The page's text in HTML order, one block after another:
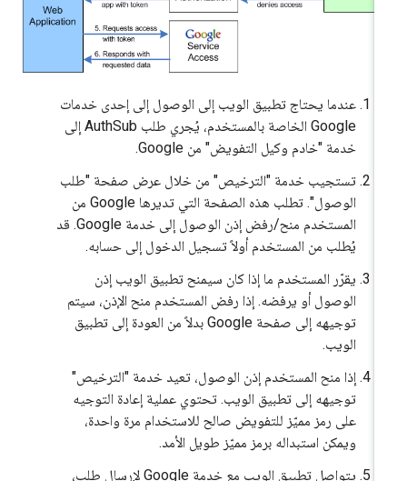
عندما يحتاج تطبيق الويب إلى الوصول إلى إحدى خدمات
Google الخاصة بالمستخدم، يُجري طلب AuthSub إلى
خدمة "خادم وكيل التفويض" من Google.
تستجيب خدمة "الترخيص" من خلال عرض صفحة "طلب
الوصول". تطلب هذه الصفحة التي تديرها Google من
المستخدم منح/رفض إذن الوصول إلى خدمة Google. قد
يُطلب من المستخدم أولاً تسجيل الدخول إلى حسابه.
يقرّر المستخدم ما إذا كان سيمنح تطبيق الويب إذن
الوصول أو يرفضه. إذا رفض المستخدم منح الإذن، سيتم
توجيهه إلى صفحة Google بدلاً من العودة إلى تطبيق
الويب.
إذا منح المستخدم إذن الوصول، تعيد خدمة "الترخيص"
توجيهه إلى تطبيق الويب. تحتوي عملية إعادة التوجيه
على رمز مميّز للتفويض صالح للاستخدام مرة واحدة،
ويمكن استبداله برمز مميّز طويل الأمد.
يتواصل تطبيق الويب مع خدمة Google لإرسال طلب،